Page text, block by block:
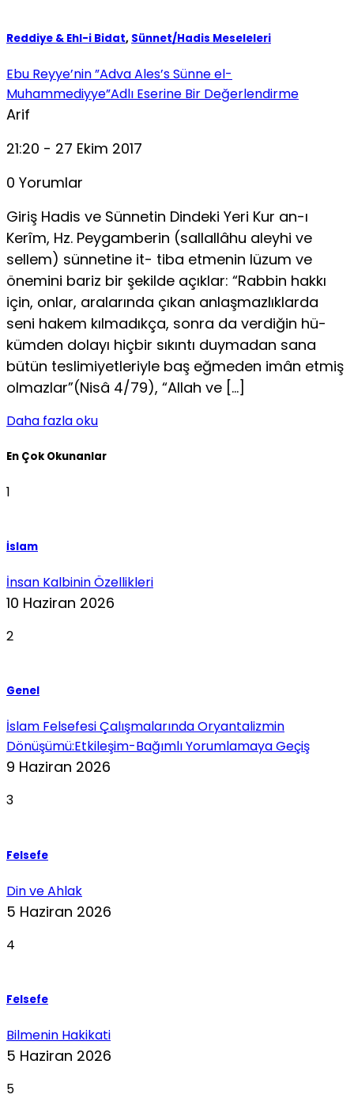
Reddiye & Ehl-i Bidat, Sünnet/Hadis Meseleleri
Ebu Reyye’nin ”Adva Ales’s Sünne el-
Muhammediyye”Adlı Eserine Bir Değerlendirme
Arif
21:20 - 27 Ekim 2017
0 Yorumlar
Giriş Hadis ve Sünnetin Dindeki Yeri Kur an-ı
Kerîm, Hz. Peygamberin (sallallâhu aleyhi ve
sellem) sünnetine it- tiba etmenin lüzum ve
önemini bariz bir şekilde açıklar: “Rabbin hakkı
için, onlar, aralarında çıkan anlaşmazlıklarda
seni hakem kılmadıkça, sonra da verdiğin hü­
kümden dolayı hiçbir sıkıntı duymadan sana
bütün teslimiyetleriyle baş eğme­den imân etmiş
olmazlar”(Nisâ 4/79), “Allah ve […]
Daha fazla oku
En Çok Okunanlar
1
İslam
İnsan Kalbinin Özellikleri
10 Haziran 2026
2
Genel
İslam Felsefesi Çalışmalarında Oryantalizmin
Dönüşümü:Etkileşim-Bağımlı Yorumlamaya Geçiş
9 Haziran 2026
3
Felsefe
Din ve Ahlak
5 Haziran 2026
4
Felsefe
Bilmenin Hakikati
5 Haziran 2026
5